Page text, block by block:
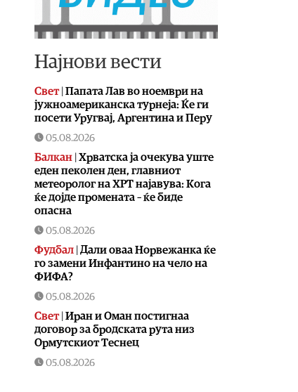
Најнови вести
Свет| Папата Лав во ноември на
јужноамериканска турнеја: Ќе ги
посети Уругвај, Аргентина и Перу
05.08.2026
Балкан | Хрватска ја очекува уште
еден пеколен ден, главниот
метеоролог на ХРТ најавува: Кога
ќе дојде промената – ќе биде
опасна
05.08.2026
Фудбал | Дали оваа Норвежанка ќе
го замени Инфантино на чело на
ФИФА?
05.08.2026
Свет| Иран и Оман постигнаа
договор за бродската рута низ
Ормутскиот Теснец
05.08.2026